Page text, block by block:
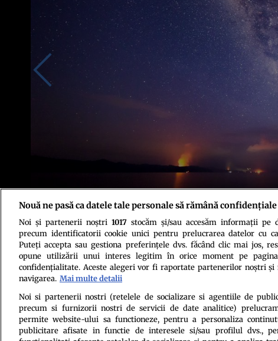
Foto: Shutterstock
Politica de
Nouă ne pasă ca datele tale personale să rămână confidențiale
Noi și partenerii noștri 1017stocăm și/sau accesăm informații pe
precum identificatorii cookie unici pentru prelucrarea datelor cu
Puteți accepta sau gestiona preferințele dvs. făcând clic mai jos,
opune utilizării unui interes legitim în orice moment pe
confidențialitate. Aceste alegeri vor fi raportate partenerilor noștri și
navigarea. Mai multe detalii
Noi si partenerii nostri (retelele de socializare si agentiile de
precum si furnizorii nostri de servicii de date analitice)
permite website-ului sa functioneze, pentru a personaliza
publicitare afisate in functie de interesele si/sau profilul dvs.,